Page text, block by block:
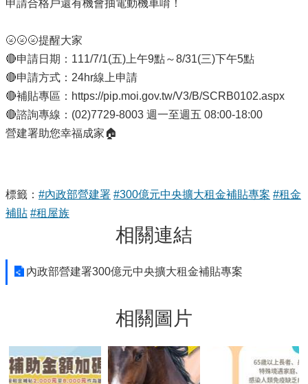
申請合格戶還有機會抽電動機車唷！
🌝🌝🌝提醒大家
🔴申請日期：111/7/1(五)上午9點～8/31(三)下午5點
🔴申請方式：24hr線上申請
🔴補貼專區：https://pip.moi.gov.tw/V3/B/SCRB0102.aspx
🔴諮詢專線：(02)7729-8003 週一至週五 08:00-18:00
營建署助您幸福成家🏠
標籤： #內政部營建署 #300億元中央擴大租金補貼專案 #租金
補貼 #租屋族
相關連結
內政部營建署300億元中央擴大租金補貼專案
相關圖片